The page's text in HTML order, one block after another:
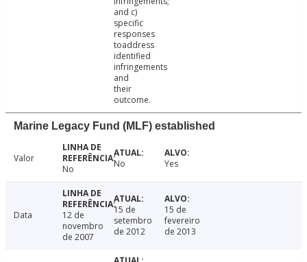
and c)
specific
responses
toaddress
identified
infringements
and
their
outcome.
Marine Legacy Fund (MLF) established
Valor
No
No Yes
Data
12 de
novembro
de 2007
15 de
setembro
de 2012
15 de
fevereiro
de 2013